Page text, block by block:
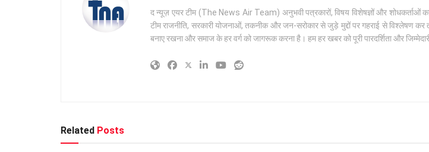
द न्यूज़ एयर टीम (The News Air Team) अनुभवी पत्रकारों, विषय विशेषज्ञों और शोधकर्ताओं का
टीम राजनीति, सरकारी योजनाओं, तकनीक और जन-सरोकार से जुड़े मुद्दों पर गहराई से विश्लेषण कर
बनाए रखना और समाज के हर वर्ग को जागरूक करना है। हम हर खबर को पूरी पारदर्शिता और
Related Posts